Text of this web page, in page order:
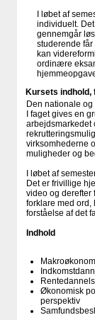
I løbet af
individuelt.
gennemgår
studerende
kan
ordinære
Kursets
Den nationale
I faget gives en
arbejdsmarkedet
virksomhederne
muligheder og
I løbet af
Det er frivillige
video og derefter
forklare med ord,
forståelse af det
Indhold
Økonomisk
perspektiv